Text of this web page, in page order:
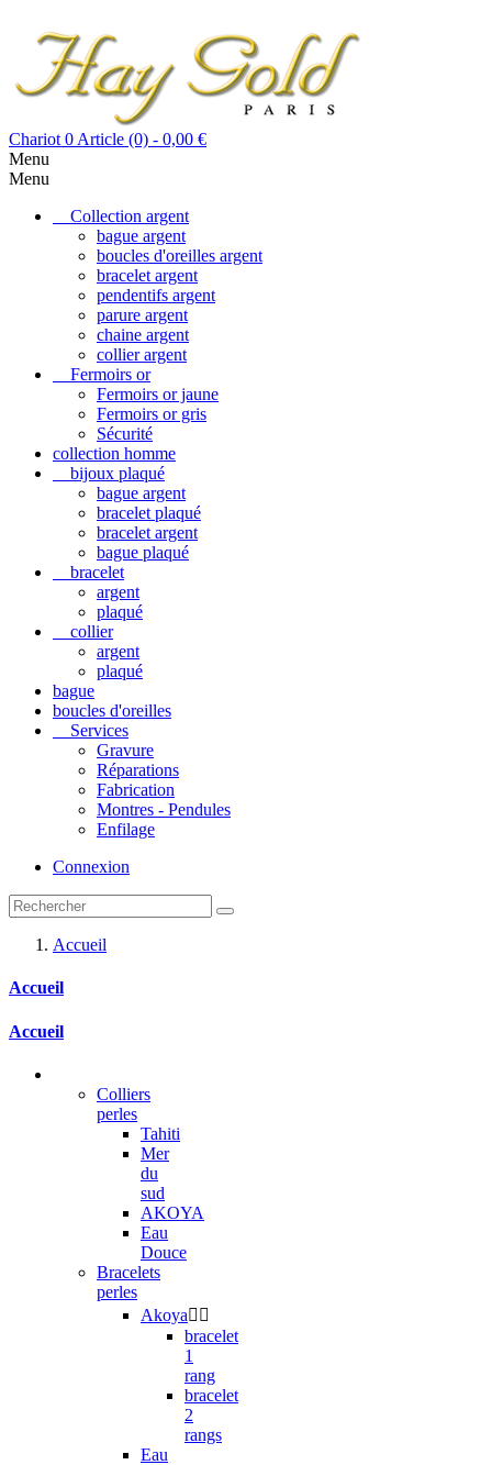
Chariot 0 Article (0) - 0,00 €
Menu
Menu
Collection argent
bague argent
boucles d'oreilles argent
bracelet argent
pendentifs argent
parure argent
chaine argent
collier argent
Fermoirs or
Fermoirs or jaune
Fermoirs or gris
Sécurité
collection homme
bijoux plaqué
bague argent
bracelet plaqué
bracelet argent
bague plaqué
bracelet
argent
plaqué
collier
argent
plaqué
bague
boucles d'oreilles
Services
Gravure
Réparations
Fabrication
Montres - Pendules
Enfilage
Connexion
Accueil
Accueil
Accueil
Colliers
perles
Tahiti
Mer
du
sud
AKOYA
Eau
Douce
Bracelets
perles
Akoya 
bracelet
1
rang
bracelet
2
rangs
Eau